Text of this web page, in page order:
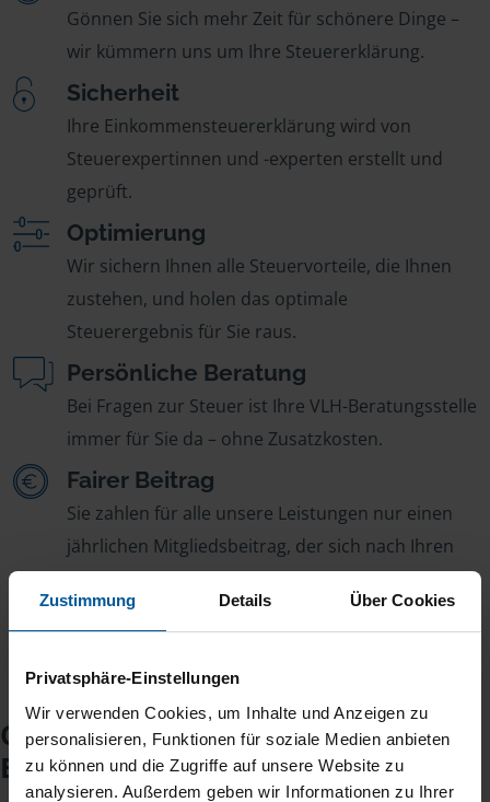
Zustimmung Details Über Cookies
Privatsphäre-Einstellungen
Wir verwenden Cookies, um Inhalte und Anzeigen zu
personalisieren, Funktionen für soziale Medien anbieten
zu können und die Zugriffe auf unsere Website zu
analysieren. Außerdem geben wir Informationen zu Ihrer
Gönnen Sie sich mehr Zeit für schönere Dinge –
wir kümmern uns um Ihre Steuererklärung.
Sicherheit
Ihre Einkommensteuererklärung wird von
Steuerexpertinnen und -experten erstellt und
geprüft.
Optimierung
Wir sichern Ihnen alle Steuervorteile, die Ihnen
zustehen, und holen das optimale
Steuerergebnis für Sie raus.
Persönliche Beratung
Bei Fragen zur Steuer ist Ihre VLH-Beratungsstelle
immer für Sie da – ohne Zusatzkosten.
Fairer Beitrag
Sie zahlen für alle unsere Leistungen nur einen
jährlichen Mitgliedsbeitrag, der sich nach Ihren
Jahreseinnahmen richtet.
Checkliste für Ihr
Beratungsgespräch